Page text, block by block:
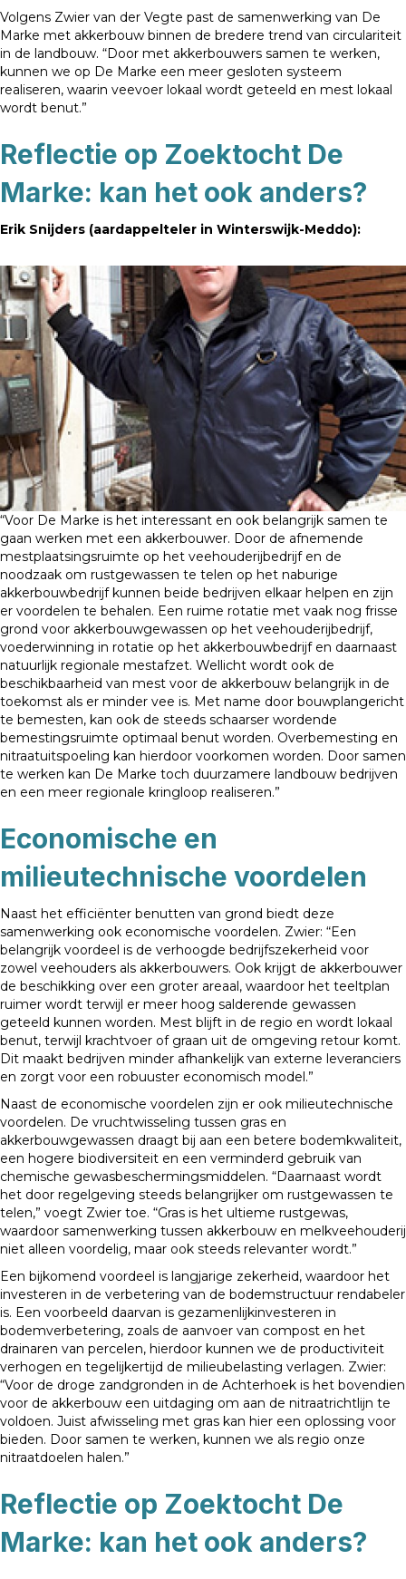
Volgens Zwier van der Vegte past de samenwerking van De
Marke met akkerbouw binnen de bredere trend van circulariteit
in de landbouw. “Door met akkerbouwers samen te werken,
kunnen we op De Marke een meer gesloten systeem
realiseren, waarin veevoer lokaal wordt geteeld en mest lokaal
wordt benut.”
Reflectie op Zoektocht De
Marke: kan het ook anders?
Erik Snijders (aardappelteler in Winterswijk-Meddo):
“Voor De Marke is het interessant en ook belangrijk samen te
gaan werken met een akkerbouwer. Door de afnemende
mestplaatsingsruimte op het veehouderijbedrijf en de
noodzaak om rustgewassen te telen op het naburige
akkerbouwbedrijf kunnen beide bedrijven elkaar helpen en zijn
er voordelen te behalen. Een ruime rotatie met vaak nog frisse
grond voor akkerbouwgewassen op het veehouderijbedrijf,
voederwinning in rotatie op het akkerbouwbedrijf en daarnaast
natuurlijk regionale mestafzet. Wellicht wordt ook de
beschikbaarheid van mest voor de akkerbouw belangrijk in de
toekomst als er minder vee is. Met name door bouwplangericht
te bemesten, kan ook de steeds schaarser wordende
bemestingsruimte optimaal benut worden. Overbemesting en
nitraatuitspoeling kan hierdoor voorkomen worden. Door samen
te werken kan De Marke toch duurzamere landbouw bedrijven
en een meer regionale kringloop realiseren.”
Economische en
milieutechnische voordelen
Naast het efficiënter benutten van grond biedt deze
samenwerking ook economische voordelen. Zwier: “Een
belangrijk voordeel is de verhoogde bedrijfszekerheid voor
zowel veehouders als akkerbouwers. Ook krijgt de akkerbouwer
de beschikking over een groter areaal, waardoor het teeltplan
ruimer wordt terwijl er meer hoog salderende gewassen
geteeld kunnen worden. Mest blijft in de regio en wordt lokaal
benut, terwijl krachtvoer of graan uit de omgeving retour komt.
Dit maakt bedrijven minder afhankelijk van externe leveranciers
en zorgt voor een robuuster economisch model.”
Naast de economische voordelen zijn er ook milieutechnische
voordelen. De vruchtwisseling tussen gras en
akkerbouwgewassen draagt bij aan een betere bodemkwaliteit,
een hogere biodiversiteit en een verminderd gebruik van
chemische gewasbeschermingsmiddelen. “Daarnaast wordt
het door regelgeving steeds belangrijker om rustgewassen te
telen,” voegt Zwier toe. “Gras is het ultieme rustgewas,
waardoor samenwerking tussen akkerbouw en melkveehouderij
niet alleen voordelig, maar ook steeds relevanter wordt.”
Een bijkomend voordeel is langjarige zekerheid, waardoor het
investeren in de verbetering van de bodemstructuur rendabeler
is. Een voorbeeld daarvan is gezamenlijkinvesteren in
bodemverbetering, zoals de aanvoer van compost en het
drainaren van percelen, hierdoor kunnen we de productiviteit
verhogen en tegelijkertijd de milieubelasting verlagen. Zwier:
“Voor de droge zandgronden in de Achterhoek is het bovendien
voor de akkerbouw een uitdaging om aan de nitraatrichtlijn te
voldoen. Juist afwisseling met gras kan hier een oplossing voor
bieden. Door samen te werken, kunnen we als regio onze
nitraatdoelen halen.”
Reflectie op Zoektocht De
Marke: kan het ook anders?